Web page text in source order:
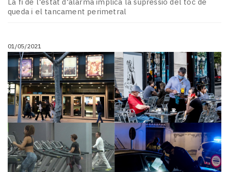
queda i el tancament perimetral
01/05/2021